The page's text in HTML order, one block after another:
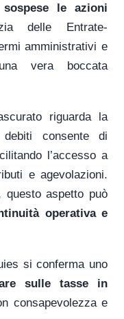
sospese le azioni
delle Entrate-
amministrativi e
vera boccata
riguarda la
consente di
l’accesso a
e agevolazioni.
questo aspetto può
operativa e
si conferma uno
sulle tasse in
consapevolezza e